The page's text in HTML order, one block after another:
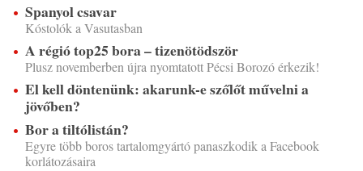
Spanyol csavar
Kóstolók a Vasutasban
A régió top25 bora – tizenötödször
Plusz novemberben újra nyomtatott Pécsi Borozó érkezik!
El kell döntenünk: akarunk-e szőlőt művelni a
jövőben?
Bor a tiltólistán?
Egyre több boros tartalomgyártó panaszkodik a Facebook
korlátozásaira